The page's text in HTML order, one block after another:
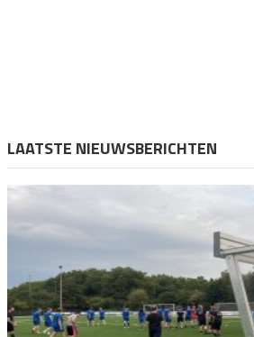
LAATSTE NIEUWSBERICHTEN